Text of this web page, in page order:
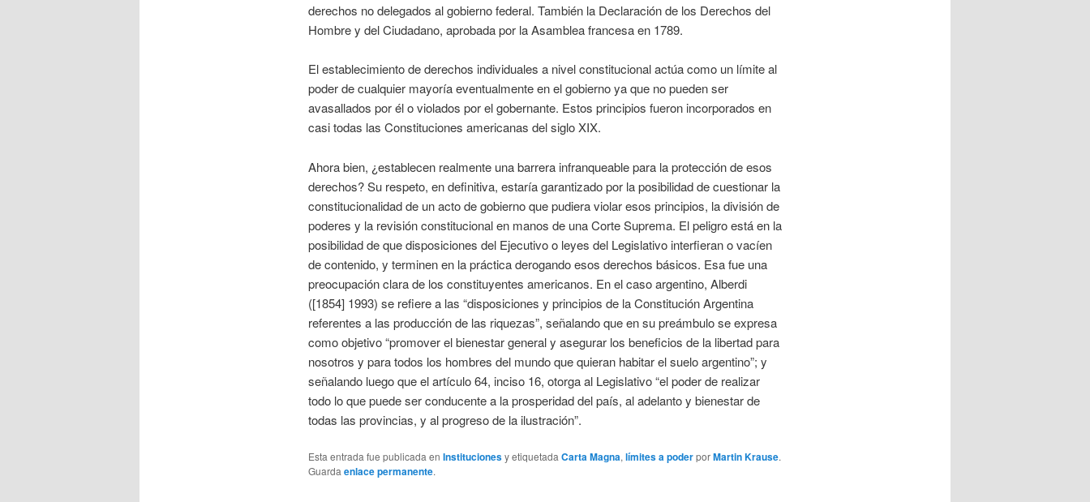
derechos no delegados al gobierno federal. También la Declaración de los Derechos del
Hombre y del Ciudadano, aprobada por la Asamblea francesa en 1789.
El establecimiento de derechos individuales a nivel constitucional actúa como un límite al
poder de cualquier mayoría eventualmente en el gobierno ya que no pueden ser
avasallados por él o violados por el gobernante. Estos principios fueron incorporados en
casi todas las Constituciones americanas del siglo XIX.
Ahora bien, ¿establecen realmente una barrera infranqueable para la protección de esos
derechos? Su respeto, en definitiva, estaría garantizado por la posibilidad de cuestionar la
constitucionalidad de un acto de gobierno que pudiera violar esos principios, la división de
poderes y la revisión constitucional en manos de una Corte Suprema. El peligro está en la
posibilidad de que disposiciones del Ejecutivo o leyes del Legislativo interfieran o vacíen
de contenido, y terminen en la práctica derogando esos derechos básicos. Esa fue una
preocupación clara de los constituyentes americanos. En el caso argentino, Alberdi
([1854] 1993) se refiere a las “disposiciones y principios de la Constitución Argentina
referentes a las producción de las riquezas”, señalando que en su preámbulo se expresa
como objetivo “promover el bienestar general y asegurar los beneficios de la libertad para
nosotros y para todos los hombres del mundo que quieran habitar el suelo argentino”; y
señalando luego que el artículo 64, inciso 16, otorga al Legislativo “el poder de realizar
todo lo que puede ser conducente a la prosperidad del país, al adelanto y bienestar de
todas las provincias, y al progreso de la ilustración”.
Esta entrada fue publicada en Institucionesy etiquetada Carta Magna, límites a poderporMartin Krause.
Guarda enlace permanente.